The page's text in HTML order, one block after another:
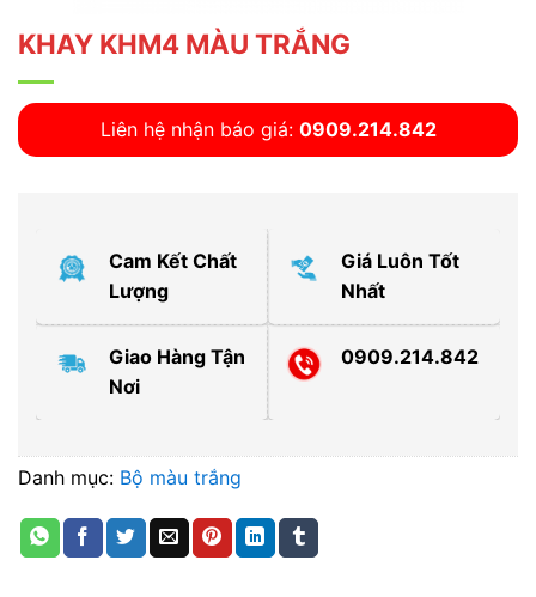
KHAY KHM4 MÀU TRẮNG
Liên hệ nhận báo giá: 0909.214.842
Cam Kết Chất
Lượng
Giá Luôn Tốt
Nhất
Giao Hàng Tận
Nơi
0909.214.842
Danh mục: Bộ màu trắng